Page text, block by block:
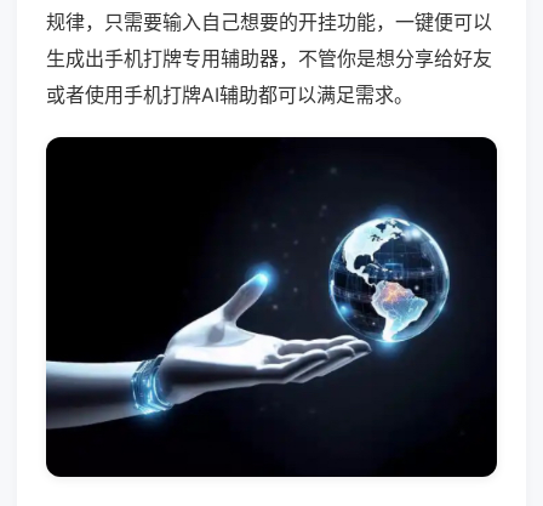
规律，只需要输入自己想要的开挂功能，一键便可以
生成出手机打牌专用辅助器，不管你是想分享给好友
或者使用手机打牌AI辅助都可以满足需求。